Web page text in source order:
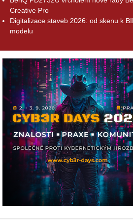
Creative Pro
Digitalizace staveb 2026: od skenu k
modelu